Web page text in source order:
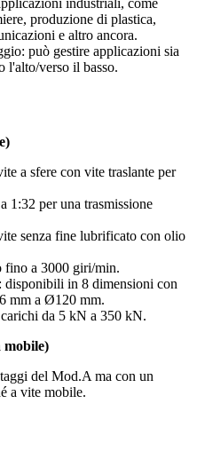
produzione di plastica,
e altro ancora.
può gestire applicazioni sia
l'alto/verso il basso.
a sfere con vite traslante per
1:32 per una trasmissione
senza fine lubrificato con olio
fino a 3000 giri/min.
disponibili in 8 dimensioni con
mm a Ø120 mm.
da 5 kN a 350 kN.
mobile)
del Mod.A ma con un
a vite mobile.